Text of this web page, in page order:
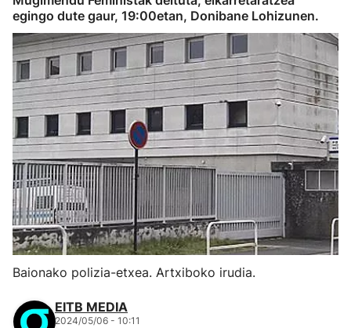
egingo dute gaur, 19:00etan, Donibane Lohizunen.
Baionako polizia-etxea. Artxiboko irudia.
EITB MEDIA
2024/05/06 - 10:11